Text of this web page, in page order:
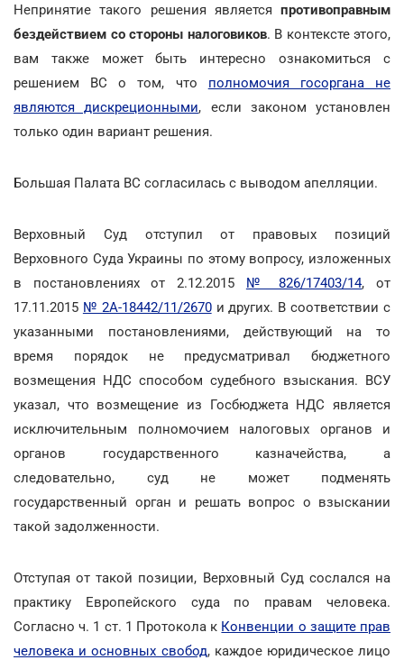
Непринятие такого решения является противоправным
бездействием со стороны налоговиков. В контексте этого,
вам также может быть интересно ознакомиться с
решением ВС о том, что полномочия госоргана не
являются дискреционными, если законом установлен
только один вариант решения.
Большая Палата ВС согласилась с выводом апелляции.
Верховный Суд отступил от правовых позиций
Верховного Суда Украины по этому вопросу, изложенных
в постановлениях от 2.12.2015 № 826/17403/14, от
17.11.2015 № 2А-18442/11/2670и других. В соответствии с
указанными постановлениями, действующий на то
время порядок не предусматривал бюджетного
возмещения НДС способом судебного взыскания. ВСУ
указал, что возмещение из Госбюджета НДС является
исключительным полномочием налоговых органов и
органов государственного казначейства, а
следовательно, суд не может подменять
государственный орган и решать вопрос о взыскании
такой задолженности.
Отступая от такой позиции, Верховный Суд сослался на
практику Европейского суда по правам человека.
Согласно ч. 1 ст. 1 Протокола к Конвенции о защите прав
человека и основных свобод, каждое юридическое лицо